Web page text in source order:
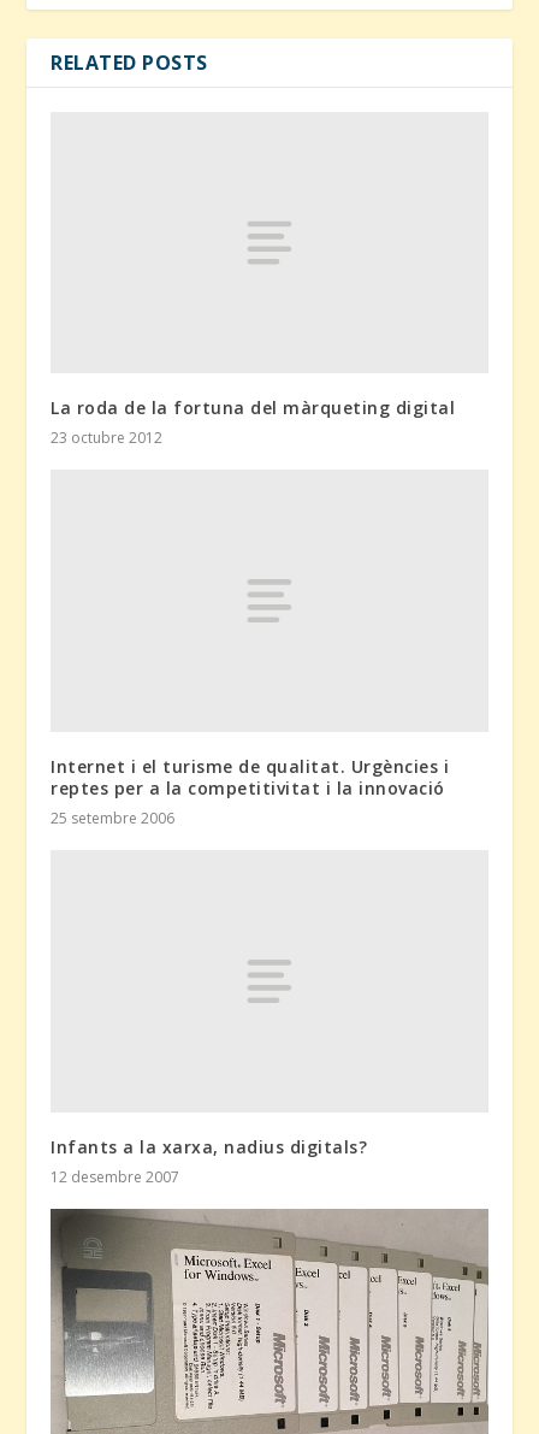
RELATED POSTS
La roda de la fortuna del màrqueting digital
23 octubre 2012
Internet i el turisme de qualitat. Urgències i
reptes per a la competitivitat i la innovació
25 setembre 2006
Infants a la xarxa, nadius digitals?
12 desembre 2007